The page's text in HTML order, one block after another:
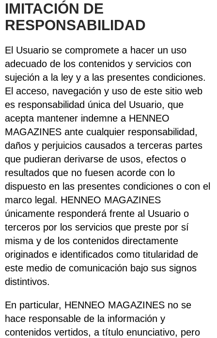
IMITACIÓN DE
RESPONSABILIDAD
El Usuario se compromete a hacer un uso
adecuado de los contenidos y servicios con
sujeción a la ley y a las presentes condiciones.
El acceso, navegación y uso de este sitio web
es responsabilidad única del Usuario, que
acepta mantener indemne a HENNEO
MAGAZINES ante cualquier responsabilidad,
daños y perjuicios causados a terceras partes
que pudieran derivarse de usos, efectos o
resultados que no fuesen acorde con lo
dispuesto en las presentes condiciones o con el
marco legal. HENNEO MAGAZINES
únicamente responderá frente al Usuario o
terceros por los servicios que preste por sí
misma y de los contenidos directamente
originados e identificados como titularidad de
este medio de comunicación bajo sus signos
distintivos.
En particular, HENNEO MAGAZINES no se
hace responsable de la información y
contenidos vertidos, a título enunciativo, pero